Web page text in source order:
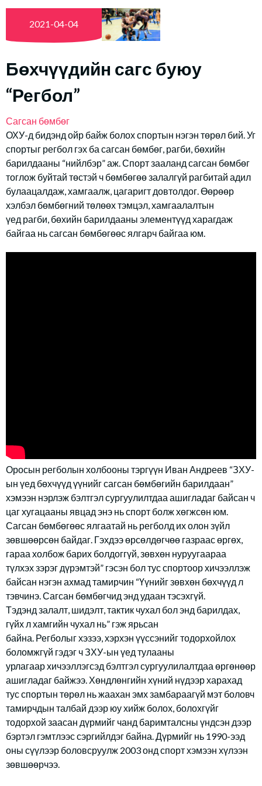
Бөхчүүдийн сагс буюу
“Регбол”
Сагсан бөмбөг
2021-04-04
ОХУ-д бидэнд ойр байж болох спортын нэгэн төрөл бий. Уг
спортыг регбол гэх ба сагсан бөмбөг, рагби, бөхийн
барилдааны “нийлбэр” аж. Спорт зааланд сагсан бөмбөг
тоглож буйтай төстэй ч бөмбөгөө залалгүй рагбитай адил
булаацалдаж, хамгаалж, цагаригт довтолдог. Өөрөөр
хэлбэл бөмбөгний төлөөх тэмцэл, хамгаалалтын
үед рагби, бөхийн барилдааны элементүүд харагдаж
байгаа нь сагсан бөмбөгөөс ялгарч байгаа юм.
Оросын регболын холбооны тэргүүн Иван Андреев “ЗХУ-
ын үед бөхчүүд үүнийг сагсан бөмбөгийн барилдаан”
хэмээн нэрлэж бэлтгэл сургуулилтдаа ашигладаг байсан ч
цаг хугацааны явцад энэ нь спорт болж хөгжсөн юм.
Сагсан бөмбөгөөс ялгаатай нь регболд их олон зүйл
зөвшөөрсөн байдаг. Гэхдээ өрсөлдөгчөө газраас өргөх,
гараа холбож барих болдоггүй, зөвхөн нуруугаараа
түлхэх зэрэг дүрэмтэй” гэсэн бол тус спортоор хичээллэж
байсан нэгэн ахмад тамирчин “Үүнийг зөвхөн бөхчүүд л
тэвчинэ. Сагсан бөмбөгчид энд удаан тэсэхгүй.
Тэдэнд залалт, шидэлт, тактик чухал бол энд барилдах,
гүйх л хамгийн чухал нь” гэж ярьсан
байна. Регболыг хэзээ, хэрхэн үүссэнийг тодорхойлох
боломжгүй гэдэг ч ЗХУ-ын үед тулааны
урлагаар хичээллэгсэд бэлтгэл сургуулилалтдаа өргөнөөр
ашигладаг байжээ. Хөндлөнгийн хүний нүдээр харахад
тус спортын төрөл нь жаахан эмх замбараагүй мэт боловч
тамирчдын талбай дээр юу хийж болох, болохгүйг
тодорхой заасан дүрмийг чанд баримталсны үндсэн дээр
бэртэл гэмтлээс сэргийлдэг байна. Дүрмийг нь 1990-ээд
оны сүүлээр боловсруулж 2003 онд спорт хэмээн хүлээн
зөвшөөрчээ.